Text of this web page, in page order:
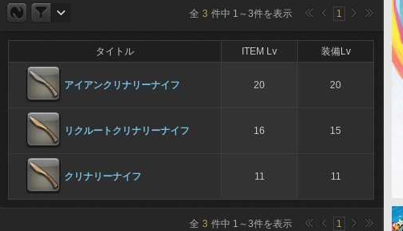
全 3 件中 1 ～3件を表示 1
タイトル ITEM Lv 装備Lv
アイアンクリナリーナイフ 20 20
リクルートクリナリーナイフ 16 15
クリナリーナイフ 11 11
全 3 件中 1 ～3件を表示 1